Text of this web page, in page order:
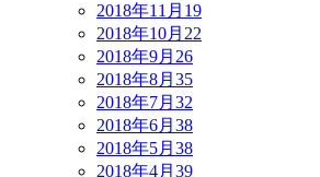
2018年11月 19
2018年10月 22
2018年9月 26
2018年8月 35
2018年7月 32
2018年6月 38
2018年5月 38
2018年4月 39